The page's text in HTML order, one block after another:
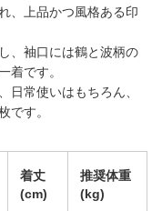
、上品かつ風格ある印
、袖口には鶴と波柄の
着です。
日常使いはもちろん、
です。
着丈
(cm)
推奨体重
(kg)